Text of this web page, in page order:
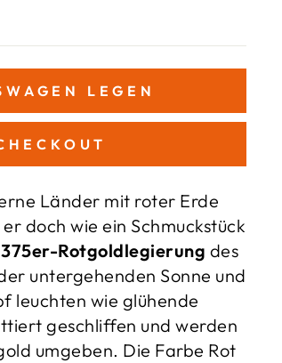
LEGEN
Länder mit roter Erde
doch wie ein Schmuckstück
375er-Rotgoldlegierung des
untergehenden Sonne und
leuchten wie glühende
geschliffen und werden
umgeben. Die Farbe Rot